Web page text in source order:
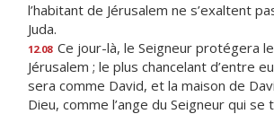
l’habitant de Jérusalem ne s’exaltent
Juda.
12.08 Ce jour-là, le Seigneur protégera
Jérusalem ; le plus chancelant d’entre
sera comme David, et la maison de
Dieu, comme l’ange du Seigneur qui